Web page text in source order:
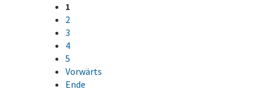
1
2
3
4
5
Vorwärts
Ende